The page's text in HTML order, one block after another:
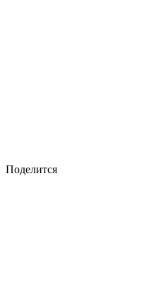
Поделится